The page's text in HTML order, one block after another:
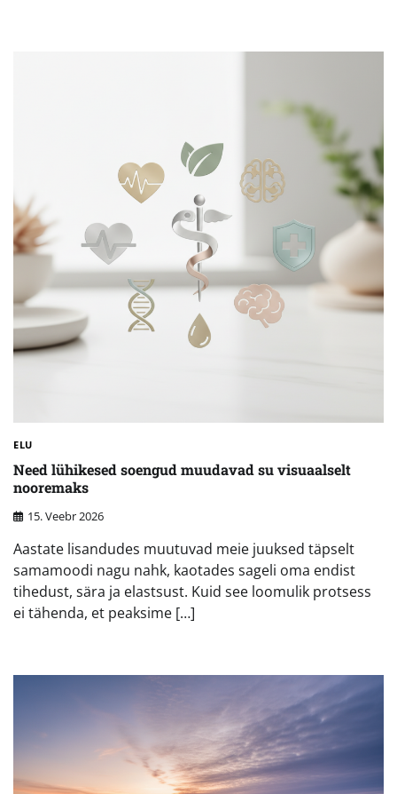
ELU
Need lühikesed soengud muudavad su visuaalselt
nooremaks
15. Veebr 2026
Aastate lisandudes muutuvad meie juuksed täpselt
samamoodi nagu nahk, kaotades sageli oma endist
tihedust, sära ja elastsust. Kuid see loomulik protsess
ei tähenda, et peaksime […]